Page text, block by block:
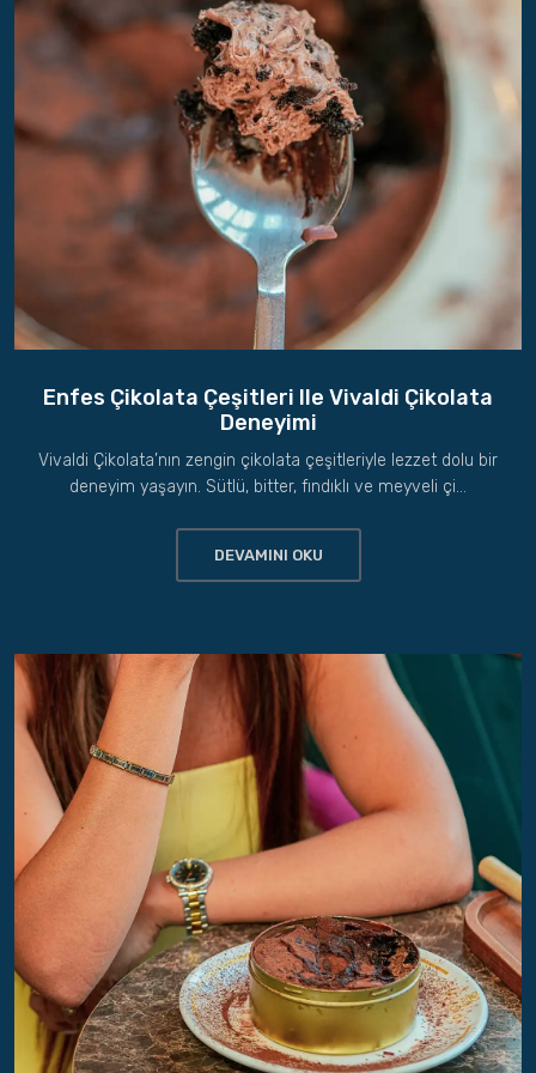
Enfes Çikolata Çeşitleri Ile Vivaldi Çikolata
Deneyimi
Vivaldi Çikolata’nın zengin çikolata çeşitleriyle lezzet dolu bir
deneyim yaşayın. Sütlü, bitter, fındıklı ve meyveli çi...
DEVAMINI OKU